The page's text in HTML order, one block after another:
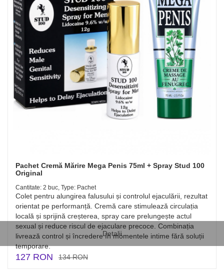
Detalii
Pachet Cremă Mărire Mega Penis 75ml + Spray Stud 100
Original
Cantitate: 2 buc, Type: Pachet
Colet pentru alungirea falusului și controlul ejaculării, rezultat
orientat pe performanță. Cremă care stimulează circulația
locală și sprijină creșterea, spray care prelungește actul
sexual și reduce riscul de ejaculare precoce. Combinația
livrează control și încredere în momentele intime fără soluții
temporare.
127 RON 134 RON